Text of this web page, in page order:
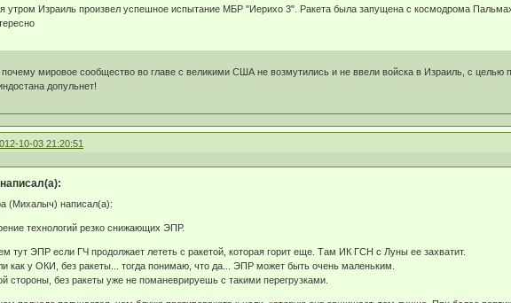
утром Израиль произвел успешное испытание МБР "Иерихо 3". Ракета была запущена с космодрома
почему мировое сообщество во главе с великими США не возмутились и не ввели войска в Израиль, с
допульнет!
10-03 21:20:51
(Михалыч) написал(а):
технологий резко снижающих ЭПР.
тут ЭПР если ГЧ продолжает лететь с ракетой, которая горит еще. Там ИК ГСН с Луны ее захватит.
как у ОКИ, без ракеты... тогда понимаю, что да... ЭПР может быть очень маленьким.
стороны, без ракеты уже не поманеврируешь с такими перегрузками.